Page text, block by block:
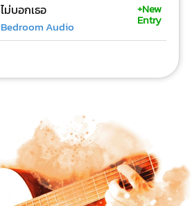
ไม่บอกเธอ
Bedroom Audio
+New
Entry